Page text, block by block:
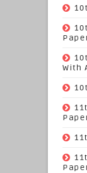
With